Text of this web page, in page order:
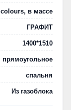
в массе
ГРАФИТ
1400*1510
прямоугольное
спальня
Из газоблока